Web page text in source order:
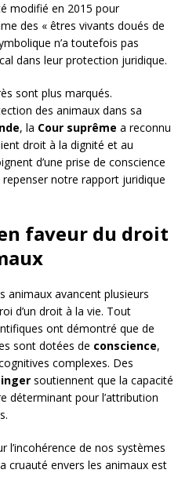
modifié en 2015 pour
des « êtres vivants doués de
n’a toutefois pas
dans leur protection juridique.
sont plus marqués.
des animaux dans sa
, la Cour suprême a reconnu
droit à la dignité et au
d’une prise de conscience
notre rapport juridique
faveur du droit
animaux avancent plusieurs
d’un droit à la vie. Tout
ont démontré que de
sont dotées de conscience,
complexes. Des
soutiennent que la capacité
déterminant pour l’attribution
l’incohérence de nos systèmes
cruauté envers les animaux est